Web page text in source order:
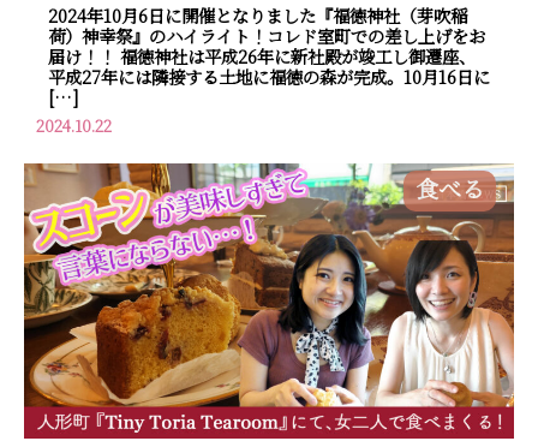
2024年10月6日に開催となりました『福徳神社（芽吹稲
荷）神幸祭』のハイライト！コレド室町での差し上げをお
届け！！ 福徳神社は平成26年に新社殿が竣工し御遷座、
平成27年には隣接する土地に福徳の森が完成。10月16日に
[…]
2024.10.22
食べる